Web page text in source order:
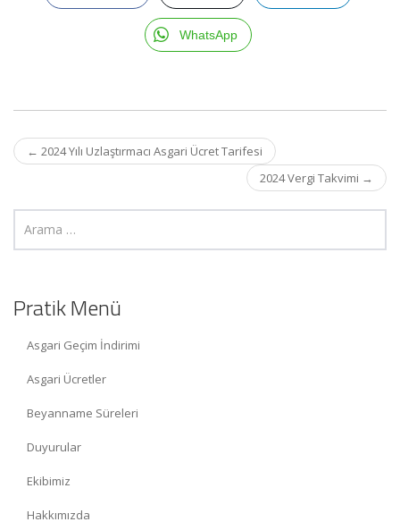
WhatsApp
Post
navigation
← 2024 Yılı Uzlaştırmacı Asgari Ücret Tarifesi
2024 Vergi Takvimi →
Pratik Menü
Asgari Geçim İndirimi
Asgari Ücretler
Beyanname Süreleri
Duyurular
Ekibimiz
Hakkımızda